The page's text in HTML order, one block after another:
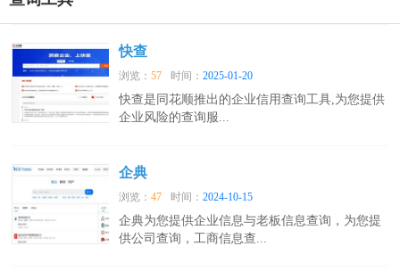
快查
浏览：57 时间：2025-01-20
快查是同花顺推出的企业信用查询工具,为您提供
企业风险的查询服...
企典
浏览：47 时间：2024-10-15
企典为您提供企业信息与老板信息查询，为您提
供公司查询，工商信息查...